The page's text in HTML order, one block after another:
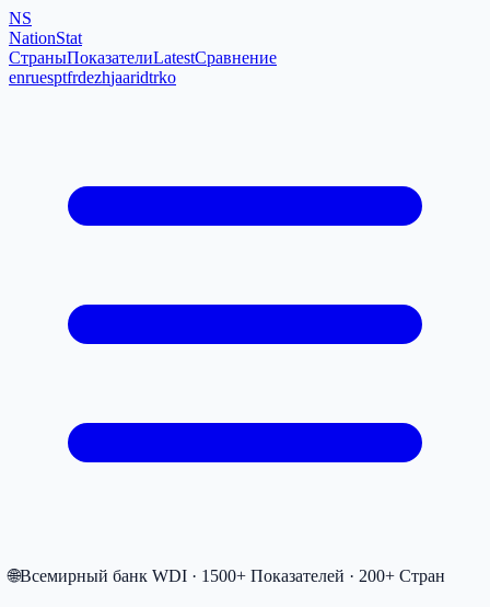
NS
NationStat
СтраныПоказателиLatestСравнение
enruesptfrdezhjaaridtrko
🌐Всемирный банк WDI · 1500+ Показателей · 200+ Стран